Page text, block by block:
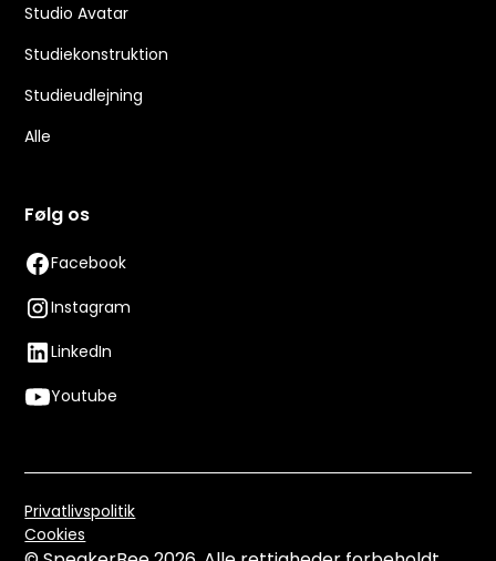
Studio Avatar
Studiekonstruktion
Studieudlejning
Alle
Følg os
Facebook
Instagram
LinkedIn
Youtube
Privatlivspolitik
Cookies